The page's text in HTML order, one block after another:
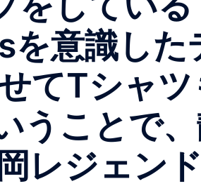
意識した
てTシャ
うことで
レジェン